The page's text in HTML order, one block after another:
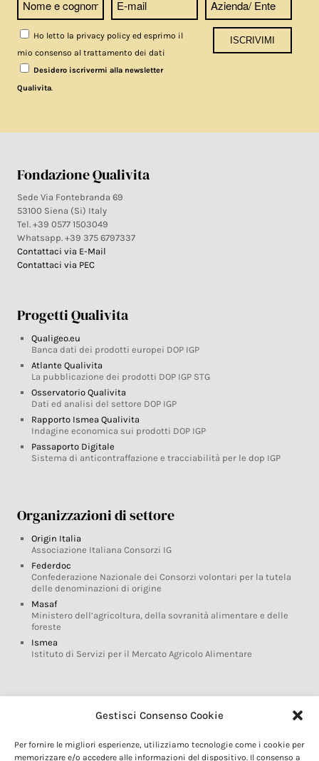
Gestisci Consenso Cookie
Per fornire le migliori esperienze, utilizziamo tecnologie come i cookie per
memorizzare e/o accedere alle informazioni del dispositivo. Il consenso a
Ho letto la privacy policy ed esprimo il
mio consenso al trattamento dei dati
Desidero iscrivermi alla newsletter
Qualivita.
Fondazione Qualivita
Sede Via Fontebranda 69
53100 Siena (Si) Italy
Tel. +39 0577 1503049
Whatsapp. +39 375 6797337
Contattaci via E-Mail
Contattaci via PEC
Progetti Qualivita
Qualigeo.eu
Banca dati dei prodotti europei DOP IGP
Atlante Qualivita
La pubblicazione dei prodotti DOP IGP STG
Osservatorio Qualivita
Dati ed analisi del settore DOP IGP
Rapporto Ismea Qualivita
Indagine economica sui prodotti DOP IGP
Passaporto Digitale
Sistema di anticontraffazione e tracciabilità per le dop IGP
Organizzazioni di settore
Origin Italia
Associazione Italiana Consorzi IG
Federdoc
Confederazione Nazionale dei Consorzi volontari per la tutela
delle denominazioni di origine
Masaf
Ministero dell’agricoltura, della sovranità alimentare e delle
foreste
Ismea
Istituto di Servizi per il Mercato Agricolo Alimentare
Glossario DOP IGP
Marchi DOP IGP